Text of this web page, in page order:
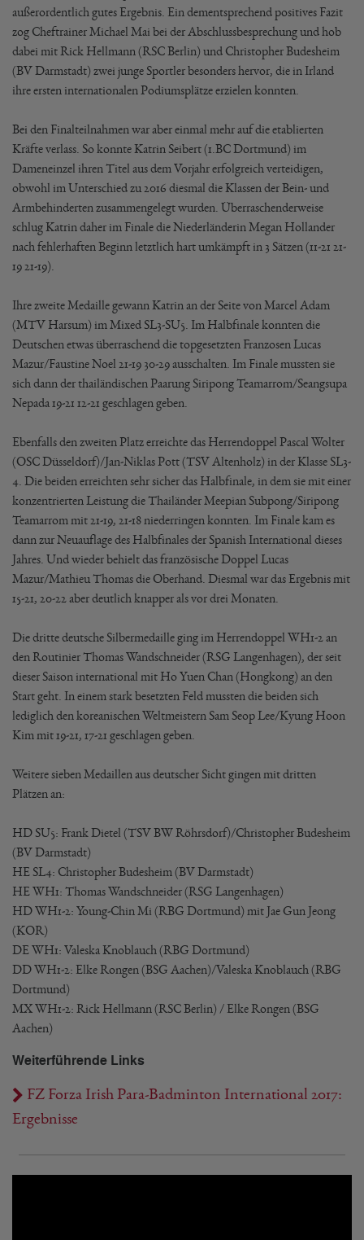
außerordentlich gutes Ergebnis. Ein dementsprechend positives Fazit
zog Cheftrainer Michael Mai bei der Abschlussbesprechung und hob
dabei mit Rick Hellmann (RSC Berlin) und Christopher Budesheim
(BV Darmstadt) zwei junge Sportler besonders hervor, die in Irland
ihre ersten internationalen Podiumsplätze erzielen konnten.
Bei den Finalteilnahmen war aber einmal mehr auf die etablierten
Kräfte verlass. So konnte Katrin Seibert (1.BC Dortmund) im
Dameneinzel ihren Titel aus dem Vorjahr erfolgreich verteidigen,
obwohl im Unterschied zu 2016 diesmal die Klassen der Bein- und
Armbehinderten zusammengelegt wurden. Überraschenderweise
schlug Katrin daher im Finale die Niederländerin Megan Hollander
nach fehlerhaften Beginn letztlich hart umkämpft in 3 Sätzen (11-21 21-
19 21-19).
Ihre zweite Medaille gewann Katrin an der Seite von Marcel Adam
(MTV Harsum) im Mixed SL3-SU5. Im Halbfinale konnten die
Deutschen etwas überraschend die topgesetzten Franzosen Lucas
Mazur/Faustine Noel 21-19 30-29 ausschalten. Im Finale mussten sie
sich dann der thailändischen Paarung Siripong Teamarrom/Seangsupa
Nepada 19-21 12-21 geschlagen geben.
Ebenfalls den zweiten Platz erreichte das Herrendoppel Pascal Wolter
(OSC Düsseldorf)/Jan-Niklas Pott (TSV Altenholz) in der Klasse SL3-
4. Die beiden erreichten sehr sicher das Halbfinale, in dem sie mit einer
konzentrierten Leistung die Thailänder Meepian Subpong/Siripong
Teamarrom mit 21-19, 21-18 niederringen konnten. Im Finale kam es
dann zur Neuauflage des Halbfinales der Spanish International dieses
Jahres. Und wieder behielt das französische Doppel Lucas
Mazur/Mathieu Thomas die Oberhand. Diesmal war das Ergebnis mit
15-21, 20-22 aber deutlich knapper als vor drei Monaten.
Die dritte deutsche Silbermedaille ging im Herrendoppel WH1-2 an
den Routinier Thomas Wandschneider (RSG Langenhagen), der seit
dieser Saison international mit Ho Yuen Chan (Hongkong) an den
Start geht. In einem stark besetzten Feld mussten die beiden sich
lediglich den koreanischen Weltmeistern Sam Seop Lee/Kyung Hoon
Kim mit 19-21, 17-21 geschlagen geben.
Weitere sieben Medaillen aus deutscher Sicht gingen mit dritten
Plätzen an:
HD SU5: Frank Dietel (TSV BW Röhrsdorf)/Christopher Budesheim
(BV Darmstadt)
HE SL4: Christopher Budesheim (BV Darmstadt)
HE WH1: Thomas Wandschneider (RSG Langenhagen)
HD WH1-2: Young-Chin Mi (RBG Dortmund) mit Jae Gun Jeong
(KOR)
DE WH1: Valeska Knoblauch (RBG Dortmund)
DD WH1-2: Elke Rongen (BSG Aachen)/Valeska Knoblauch (RBG
Dortmund)
MX WH1-2: Rick Hellmann (RSC Berlin) / Elke Rongen (BSG
Aachen)
Weiterführende Links
FZ Forza Irish Para-Badminton International 2017:
Ergebnisse